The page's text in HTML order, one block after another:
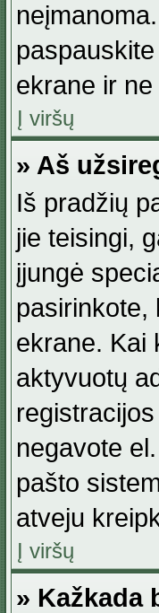
ekrane ir
Į viršų
» Aš
Iš pradžių
jie teisingi,
įjungė
pasirinkote,
ekrane. Kai
aktyvuotų
negavote
pašto
atveju
Į viršų
» Kažkada